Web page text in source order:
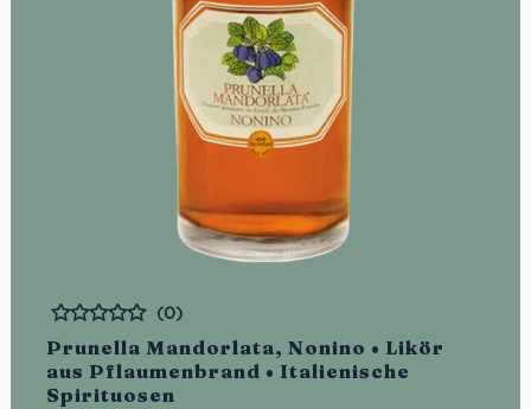
Prunella Mandorlata, Nonino • Likör
aus Pflaumenbrand • Italienische
Spirituosen
Bewertet
(0)